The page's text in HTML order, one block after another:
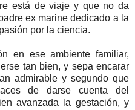
está de viaje y que no da
ex marine dedicado a la
por la ciencia.
en ese ambiente familiar,
tan bien, y sepa encarar
admirable y segundo que
de darse cuenta del
avanzada la gestación, y